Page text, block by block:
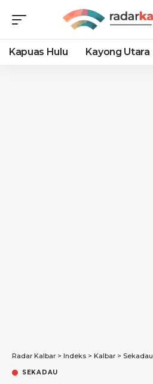
Kapuas Hulu Kayong Utara
Radar Kalbar > Indeks > Kalbar > Sekadau
SEKADAU